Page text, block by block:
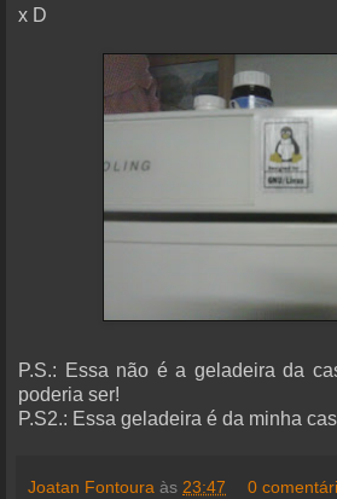
x D
P.S.: Essa não é a geladeira da
poderia ser!
P.S2.: Essa geladeira é da minha
Joatan Fontoura às 23:47 0